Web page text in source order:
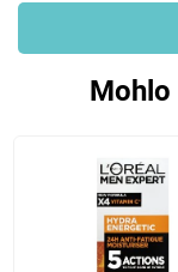
Mohlo